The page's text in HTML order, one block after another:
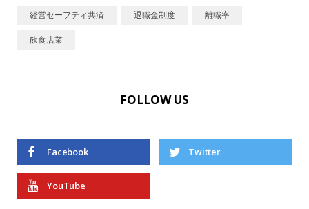
経営セーフティ共済 退職金制度 離職率
飲食店業
FOLLOW US
Facebook Twitter
YouTube